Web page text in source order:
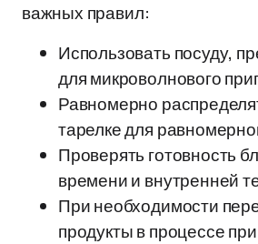
важных правил:
Использовать посуду,
для микроволнового
Равномерно
тарелке для
Проверять готовность
времени и внутренней
При необходимости
продукты в процессе